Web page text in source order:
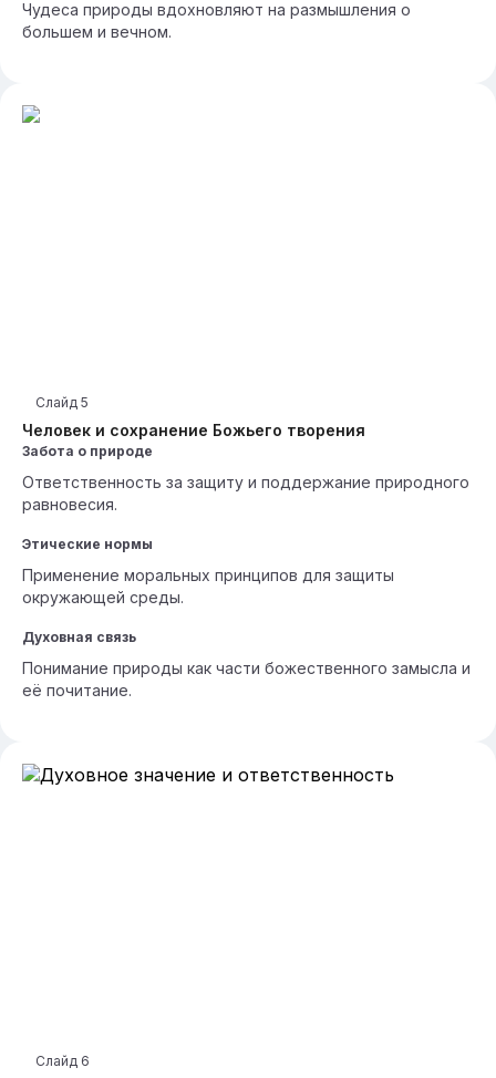
Чудеса природы вдохновляют на размышления о
большем и вечном.
Человек и сохранение Божьего творения
Слайд 5
Забота о природе
Ответственность за защиту и поддержание природного
равновесия.
Этические нормы
Применение моральных принципов для защиты
окружающей среды.
Духовная связь
Понимание природы как части божественного замысла и
её почитание.
Слайд 6